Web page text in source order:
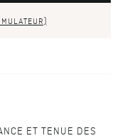
ET TENUE DES